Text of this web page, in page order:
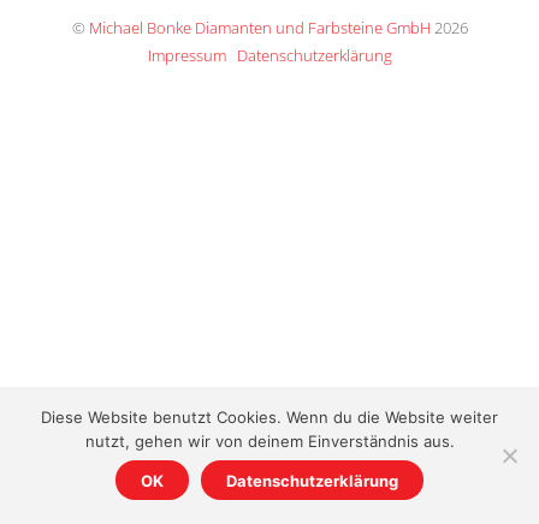
© Michael Bonke Diamanten und Farbsteine GmbH 2026
Impressum Datenschutzerklärung
Diese Website benutzt Cookies. Wenn du die Website weiter
nutzt, gehen wir von deinem Einverständnis aus.
OK Datenschutzerklärung